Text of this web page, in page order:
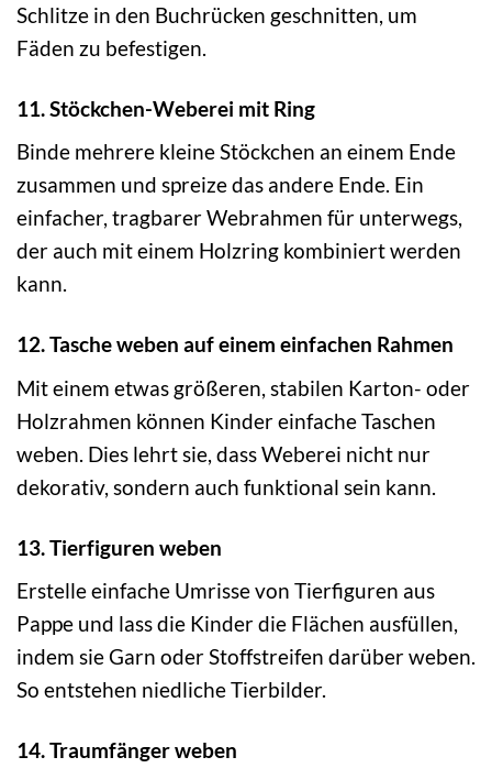
Schlitze in den Buchrücken geschnitten, um
Fäden zu befestigen.
11. Stöckchen-Weberei mit Ring
Binde mehrere kleine Stöckchen an einem Ende
zusammen und spreize das andere Ende. Ein
einfacher, tragbarer Webrahmen für unterwegs,
der auch mit einem Holzring kombiniert werden
kann.
12. Tasche weben auf einem einfachen Rahmen
Mit einem etwas größeren, stabilen Karton- oder
Holzrahmen können Kinder einfache Taschen
weben. Dies lehrt sie, dass Weberei nicht nur
dekorativ, sondern auch funktional sein kann.
13. Tierfiguren weben
Erstelle einfache Umrisse von Tierfiguren aus
Pappe und lass die Kinder die Flächen ausfüllen,
indem sie Garn oder Stoffstreifen darüber weben.
So entstehen niedliche Tierbilder.
14. Traumfänger weben